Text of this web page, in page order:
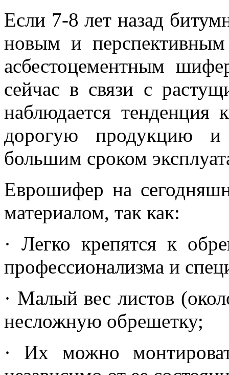
Если 7-8 лет назад
новым и
асбестоцементным
сейчас в связи с
наблюдается тенденция
дорогую продукцию и
большим сроком
Еврошифер на
материалом, так как:
· Легко крепятся к
профессионализма и
· Малый вес листов
несложную обрешетку;
· Их можно